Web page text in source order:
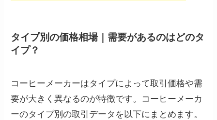
タイプ別の価格相場｜需要があるのはどのタ
イプ？
コーヒーメーカーはタイプによって取引価格や需
要が大きく異なるのが特徴です。コーヒーメーカ
ーのタイプ別の取引データを以下にまとめます。